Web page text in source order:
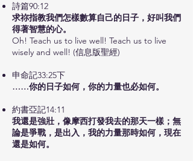
詩篇90:12
求祢指教我們怎樣數算自己的日子，好叫我們
得著智慧的心。
Oh! Teach us to live well! Teach us to live
wisely and well! (信息版聖經)
申命記33:25下
……你的日子如何，你的力量也必如何。
約書亞記14:11
我還是強壯，像摩西打發我去的那天一樣；無
論是爭戰，是出入，我的力量那時如何，現在
還是如何。